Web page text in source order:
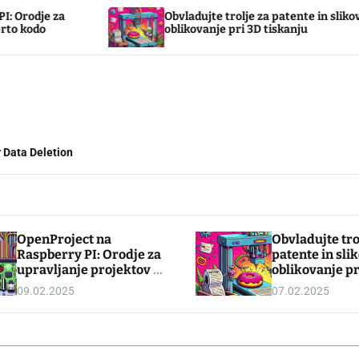
Obvladujte trolje za patente in slikovno
oblikovanje pri 3D tiskanju
Data Deletion
OpenProject na
Raspberry PI: Orodje za
upravljanje projektov z
odprto kodo
09.02.2025
Obvladujte
patente in
oblikovanje
tiskanju
07.02.2025